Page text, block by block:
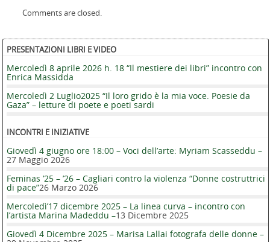
Comments are closed.
PRESENTAZIONI LIBRI E VIDEO
Mercoledì 8 aprile 2026 h. 18 “Il mestiere dei libri” incontro con
Enrica Massidda
Mercoledì 2 Luglio2025 “Il loro grido è la mia voce. Poesie da
Gaza” – letture di poete e poeti sardi
INCONTRI E INIZIATIVE
Giovedì 4 giugno ore 18:00 – Voci dell’arte: Myriam Scasseddu –
27 Maggio 2026
Feminas ’25 – ’26 – Cagliari contro la violenza “Donne costruttrici
di pace”26 Marzo 2026
Mercoledì’17 dicembre 2025 – La linea curva – incontro con
l’artista Marina Madeddu –13 Dicembre 2025
Giovedì 4 Dicembre 2025 – Marisa Lallai fotografa delle donne –